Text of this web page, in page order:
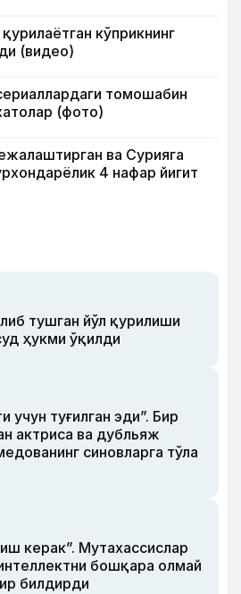
кўприкнинг
(видео)
томошабин
(фото)
ва Сурияга
4 нафар йигит
тушган йўл қурилиши
ҳукми ўқилди
учун туғилган эди”. Бир
актриса ва дубльяж
синовларга тўла
керак”. Мутахассислар
бошқара олмай
билдирди